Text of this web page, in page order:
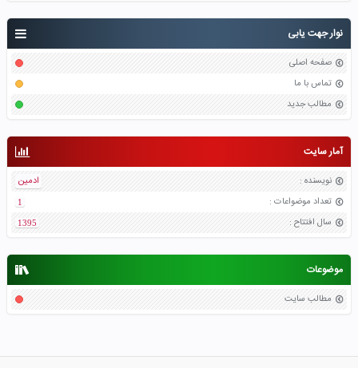
نوار جهت یابی
صفحه اصلی
تماس با ما
مطالب جدید
آمار سایت
نویسنده :
ادمین
تعداد موضواعات :
1
سال افتتاح :
1395
موضوعات
مطالب سایت